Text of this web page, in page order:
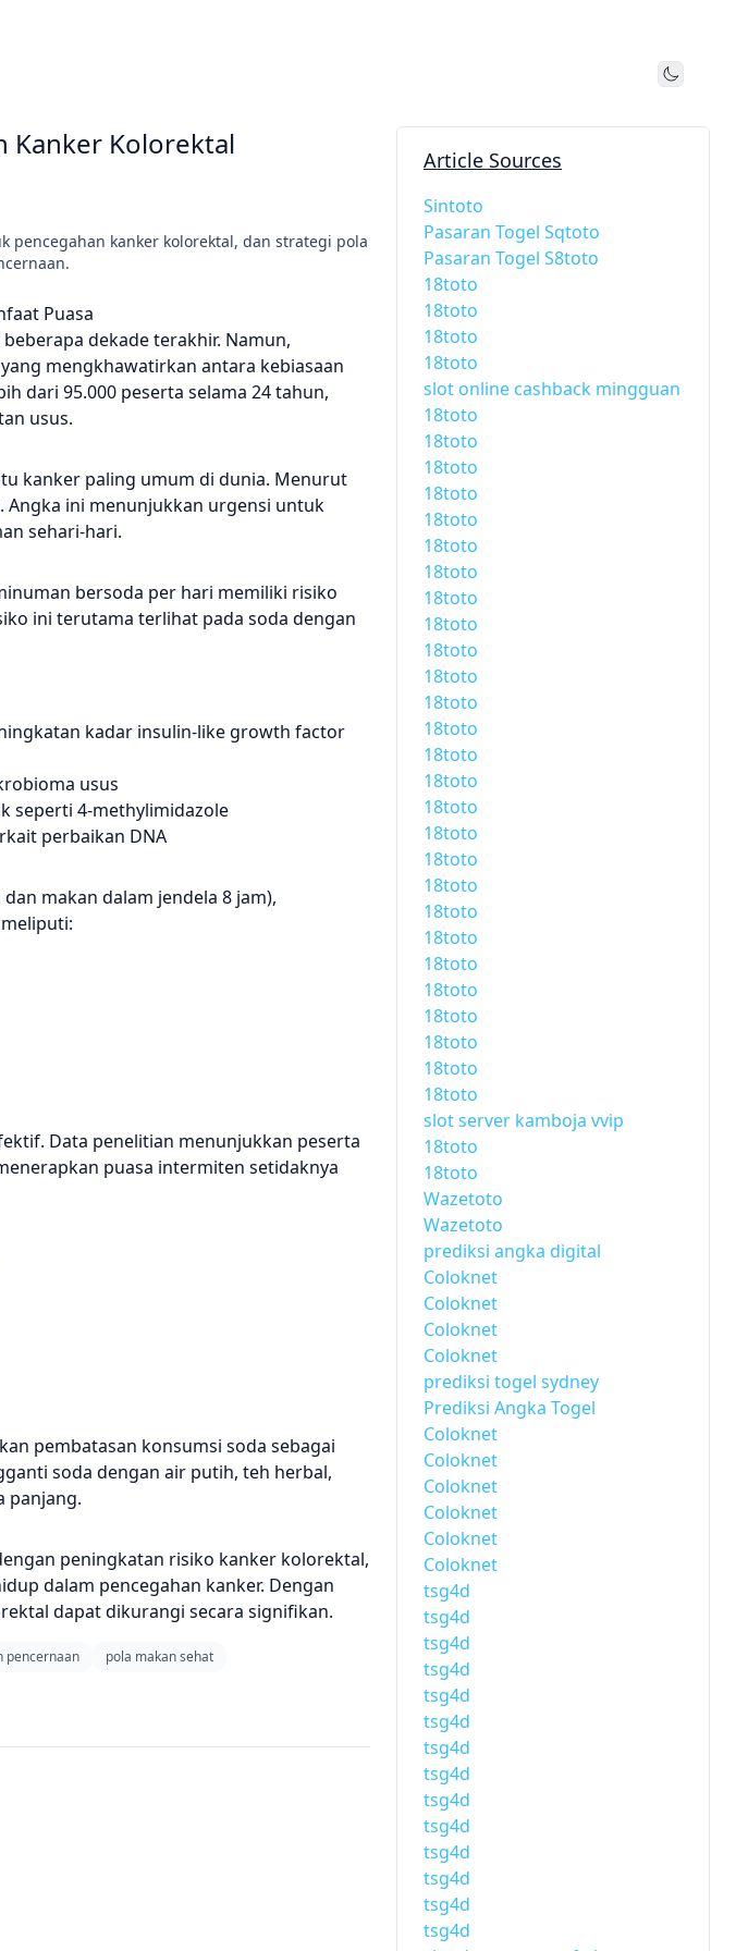
Toggle
Kanker Kolorektal
pencegahan kanker kolorektal, dan strategi pola
Puasa
dekade terakhir. Namun,
mengkhawatirkan antara kebiasaan
dari 95.000 peserta selama 24 tahun,
usus.
kanker paling umum di dunia. Menurut
Angka ini menunjukkan urgensi untuk
sehari-hari.
bersoda per hari memiliki risiko
ini terutama terlihat pada soda dengan
kadar insulin-like growth factor
usus
seperti 4-methylimidazole
perbaikan DNA
makan dalam jendela 8 jam),
Data penelitian menunjukkan peserta
puasa intermiten setidaknya
pembatasan konsumsi soda sebagai
soda dengan air putih, teh herbal,
panjang.
peningkatan risiko kanker kolorektal,
dalam pencegahan kanker. Dengan
dapat dikurangi secara signifikan.
pencernaan
pola makan sehat
Article Sources
Sintoto
Pasaran Togel Sqtoto
Pasaran Togel S8toto
18toto
18toto
18toto
18toto
slot online cashback mingguan
18toto
18toto
18toto
18toto
18toto
18toto
18toto
18toto
18toto
18toto
18toto
18toto
18toto
18toto
18toto
18toto
18toto
18toto
18toto
18toto
18toto
18toto
18toto
18toto
18toto
18toto
18toto
slot server kamboja vvip
18toto
18toto
Wazetoto
Wazetoto
prediksi angka digital
Coloknet
Coloknet
Coloknet
Coloknet
prediksi togel sydney
Prediksi Angka Togel
Coloknet
Coloknet
Coloknet
Coloknet
Coloknet
Coloknet
tsg4d
tsg4d
tsg4d
tsg4d
tsg4d
tsg4d
tsg4d
tsg4d
tsg4d
tsg4d
tsg4d
tsg4d
tsg4d
tsg4d